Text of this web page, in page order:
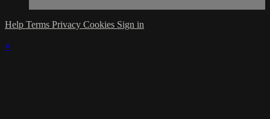
Help Terms Privacy Cookies Sign in
×